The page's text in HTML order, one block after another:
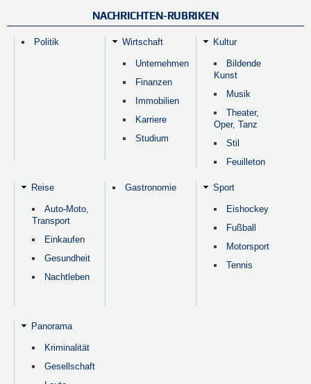
NACHRICHTEN-RUBRIKEN
Politik Wirtschaft
Unternehmen
Finanzen
Immobilien
Karriere
Studium
Kultur
Bildende
Kunst
Musik
Theater,
Oper, Tanz
Stil
Feuilleton
Reise
Auto-Moto,
Transport
Einkaufen
Gesundheit
Nachtleben
Gastronomie Sport
Eishockey
Fußball
Motorsport
Tennis
Panorama
Kriminalität
Gesellschaft